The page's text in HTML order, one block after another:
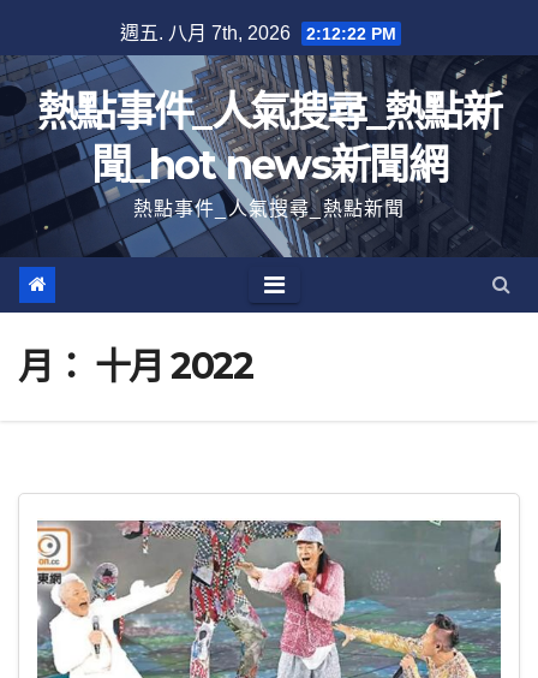
至
內
容
週五. 八月 7th, 2026 2:12:24 PM
熱點事件_人氣搜尋_熱點新
聞_hot news新聞網
熱點事件_人氣搜尋_熱點新聞
月： 十月 2022